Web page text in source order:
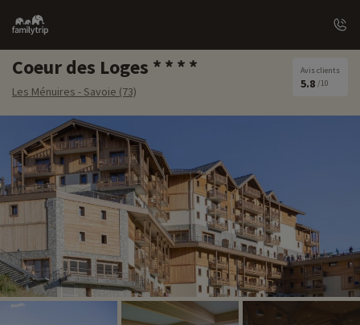
Family
trip
Coeur des Loges
Les Ménuires - Savoie (73)
Avis clients
5.8 /10